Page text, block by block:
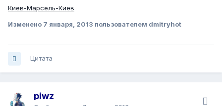
Киев-Марсель-Киев
Изменено 7 января, 2013 пользователем dmitryhot
Цитата
piwz